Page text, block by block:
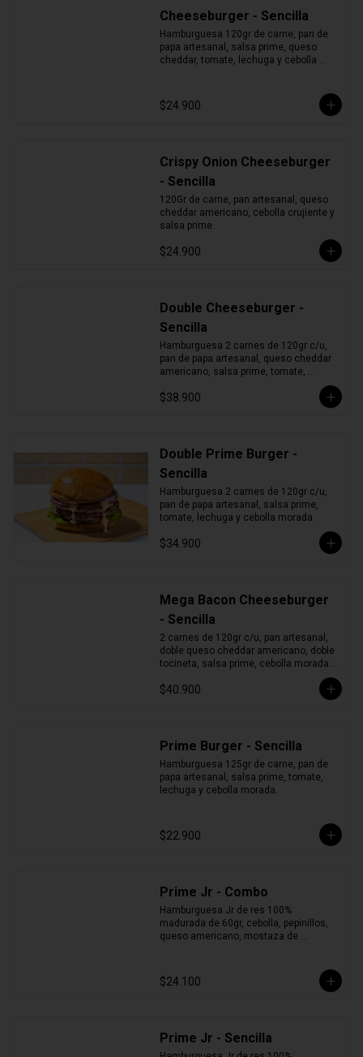
Cheeseburger - Sencilla
Hamburguesa 120gr de carne, pan de
papa artesanal, salsa prime, queso
cheddar, tomate, lechuga y cebolla
$24.900
Crispy Onion Cheeseburger
- Sencilla
120Gr de carne, pan artesanal, queso
cheddar americano, cebolla crujiente y
salsa prime.
$24.900
Double Cheeseburger -
Sencilla
Hamburguesa 2 carnes de 120gr c/u,
pan de papa artesanal, queso cheddar
americano, salsa prime, tomate,
$38.900
Double Prime Burger -
Sencilla
Hamburguesa 2 carnes de 120gr c/u,
pan de papa artesanal, salsa prime,
tomate, lechuga y cebolla morada.
$34.900
Mega Bacon Cheeseburger
- Sencilla
2 carnes de 120gr c/u, pan artesanal,
doble queso cheddar americano, doble
tocineta, salsa prime, cebolla morada y
$40.900
Prime Burger - Sencilla
Hamburguesa 125gr de carne, pan de
papa artesanal, salsa prime, tomate,
lechuga y cebolla morada.
$22.900
Prime Jr - Combo
Hamburguesa Jr de res 100%
madurada de 60gr, cebolla, pepinillos,
queso americano, mostaza de
$24.100
Prime Jr - Sencilla